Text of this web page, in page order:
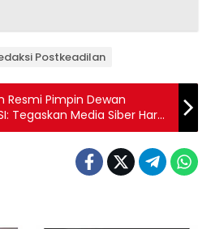
Postkeadilan
Resmi Pimpin Dewan
Tegaskan Media Siber Harus